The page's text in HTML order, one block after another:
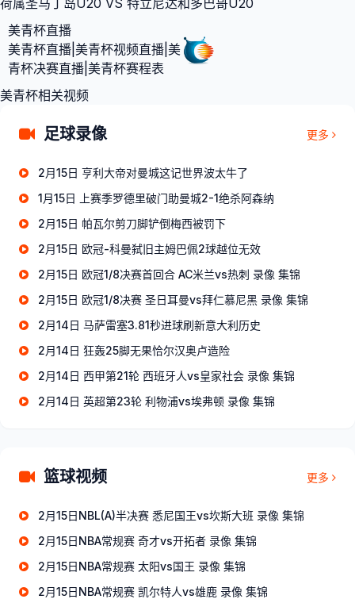
荷属圣马丁岛U20 VS 特立尼达和多巴哥U20
美青杯直播
美青杯直播|美青杯视频直播|美
青杯决赛直播|美青杯赛程表
美青杯相关视频
足球录像 更多
2月15日 亨利大帝对曼城这记世界波太牛了
1月15日 上赛季罗德里破门助曼城2-1绝杀阿森纳
2月15日 帕瓦尔剪刀脚铲倒梅西被罚下
2月15日 欧冠-科曼弑旧主姆巴佩2球越位无效
2月15日 欧冠1/8决赛首回合 AC米兰vs热刺 录像 集锦
2月15日 欧冠1/8决赛 圣日耳曼vs拜仁慕尼黑 录像 集锦
2月14日 马萨雷塞3.81秒进球刷新意大利历史
2月14日 狂轰25脚无果恰尔汉奥卢造险
2月14日 西甲第21轮 西班牙人vs皇家社会 录像 集锦
2月14日 英超第23轮 利物浦vs埃弗顿 录像 集锦
篮球视频 更多
2月15日NBL(A)半决赛 悉尼国王vs坎斯大班 录像 集锦
2月15日NBA常规赛 奇才vs开拓者 录像 集锦
2月15日NBA常规赛 太阳vs国王 录像 集锦
2月15日NBA常规赛 凯尔特人vs雄鹿 录像 集锦